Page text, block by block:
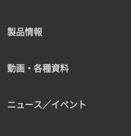
製品情報
動画・各種資料
ニュース／イベント